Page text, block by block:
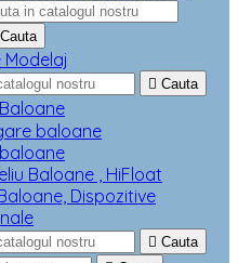
Cauta
Modelaj
 Cauta
baloane
Baloane , HiFloat
Dispozitive
 Cauta